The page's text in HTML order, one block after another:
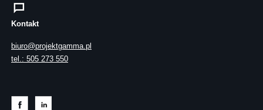
Kontakt
biuro@projektgamma.pl
tel.: 505 273 550